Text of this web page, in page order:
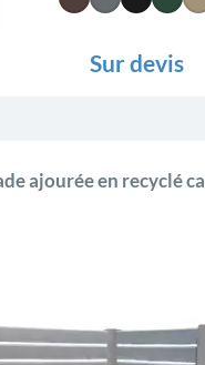
Sur devis
ajourée en recyclé